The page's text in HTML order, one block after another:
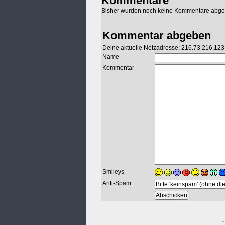
Bisher wurden noch keine Kommentare
Kommentar abgeben
Deine aktuelle Netzadresse: 216.73.216.123
Name
Kommentar
Smileys
Anti-Spam
↑